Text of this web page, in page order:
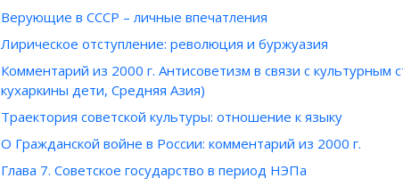
Верующие в СССР – личные впечатления
Лирическое отступление: революция и буржуазия
Комментарий из 2000 г. Антисоветизм в связи с
кухаркины дети, Средняя Азия)
Траектория советской культуры: отношение к языку
О Гражданской войне в России: комментарий из 2000 г.
Глава 7. Советское государство в период НЭПа